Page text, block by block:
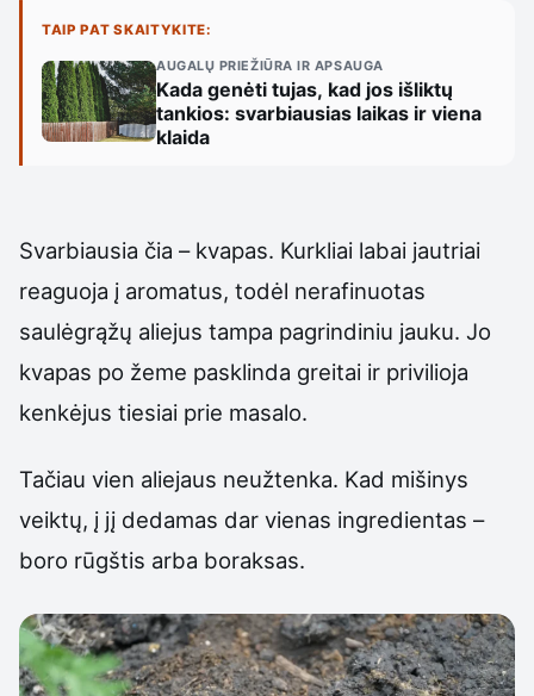
TAIP PAT SKAITYKITE:
AUGALŲ PRIEŽIŪRA IR APSAUGA
Kada genėti tujas, kad jos išliktų
tankios: svarbiausias laikas ir viena
klaida
Svarbiausia čia – kvapas. Kurkliai labai jautriai
reaguoja į aromatus, todėl nerafinuotas
saulėgrąžų aliejus tampa pagrindiniu jauku. Jo
kvapas po žeme pasklinda greitai ir privilioja
kenkėjus tiesiai prie masalo.
Tačiau vien aliejaus neužtenka. Kad mišinys
veiktų, į jį dedamas dar vienas ingredientas –
boro rūgštis arba boraksas.